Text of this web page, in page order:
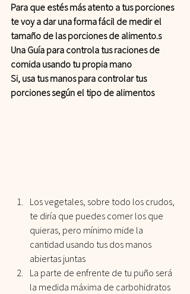
Para que estés más atento a tus porciones
te voy a dar una forma fácil de medir el
tamaño de las porciones de alimento.s
Una Guía para controla tus raciones de
comida usando tu propia mano
Si, usa tus manos para controlar tus
porciones según el tipo de alimentos
Los vegetales, sobre todo los crudos,
te diría que puedes comer los que
quieras, pero mínimo mide la
cantidad usando tus dos manos
abiertas juntas
La parte de enfrente de tu puño será
la medida máxima de carbohidratos